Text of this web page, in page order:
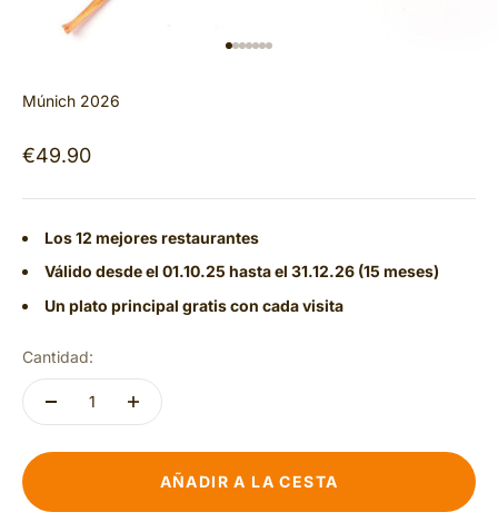
Múnich 2026
Precio de oferta
€49.90
Los 12 mejores restaurantes
Válido desde el 01.10.25 hasta el 31.12.26 (15 meses)
Un plato principal gratis con cada visita
Cantidad:
AÑADIR A LA CESTA